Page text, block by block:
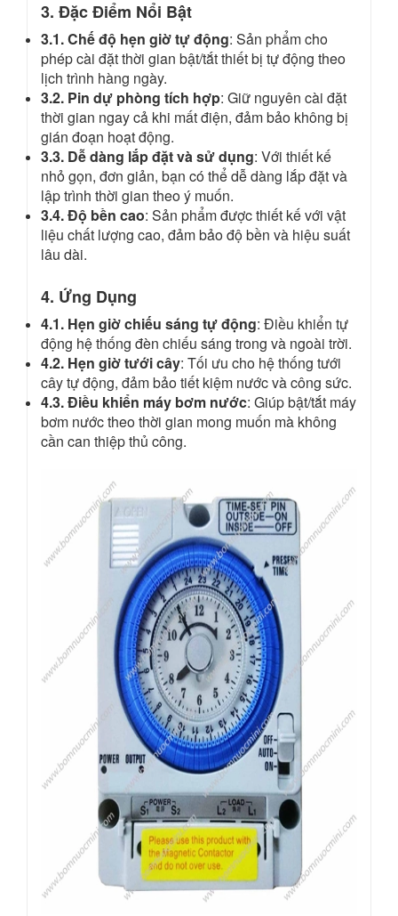
3. Đặc Điểm Nổi Bật
3.1. Chế độ hẹn giờ tự động: Sản phẩm cho
phép cài đặt thời gian bật/tắt thiết bị tự động theo
lịch trình hàng ngày.
3.2. Pin dự phòng tích hợp: Giữ nguyên cài đặt
thời gian ngay cả khi mất điện, đảm bảo không bị
gián đoạn hoạt động.
3.3. Dễ dàng lắp đặt và sử dụng: Với thiết kế
nhỏ gọn, đơn giản, bạn có thể dễ dàng lắp đặt và
lập trình thời gian theo ý muốn.
3.4. Độ bền cao: Sản phẩm được thiết kế với vật
liệu chất lượng cao, đảm bảo độ bền và hiệu suất
lâu dài.
4. Ứng Dụng
4.1. Hẹn giờ chiếu sáng tự động: Điều khiển tự
động hệ thống đèn chiếu sáng trong và ngoài trời.
4.2. Hẹn giờ tưới cây: Tối ưu cho hệ thống tưới
cây tự động, đảm bảo tiết kiệm nước và công sức.
4.3. Điều khiển máy bơm nước: Giúp bật/tắt máy
bơm nước theo thời gian mong muốn mà không
cần can thiệp thủ công.